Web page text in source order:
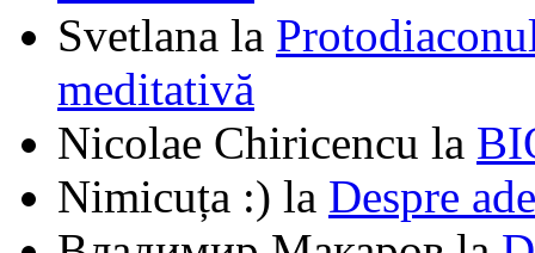
Svetlana la
meditativă
Nicolae Chiricencu la
Nimicuța :) la Despre